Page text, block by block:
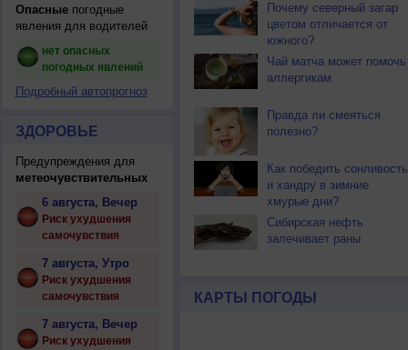
Опасныепогодные
явления для водителей
нет опасных
погодных явлений
Подробный автопрогноз
ЗДОРОВЬЕ
Предупреждения для
метеочувствительных
6 августа, Вечер
Риск ухудшения
самочувствия
7 августа, Утро
Риск ухудшения
самочувствия
7 августа, Вечер
Риск ухудшения
Почему северный загар
цветом отличается от
южного?
Чай матча может помочь
аллергикам
Правда ли смеяться
полезно?
Как победить сонливость
и хандру в зимние
хмурые дни?
Сибирская нефть
залечивает раны
КАРТЫ ПОГОДЫ